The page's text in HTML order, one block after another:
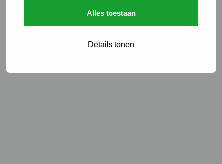
Alles toestaan
Details tonen